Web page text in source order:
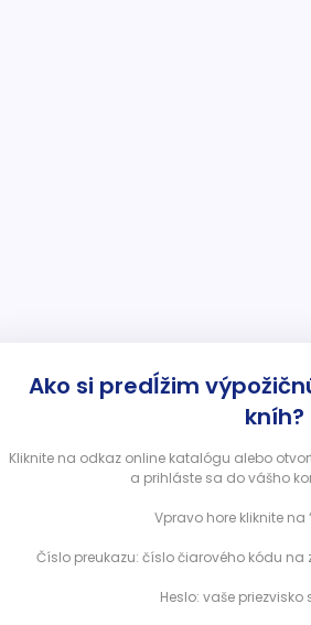
Ako si predĺžim
kníh?
Kliknite na odkaz online katalógu alebo
a prihláste sa do vášho
Vpravo hore kliknite na
Číslo preukazu: číslo čiarového kódu na
Heslo: vaše priezvisko